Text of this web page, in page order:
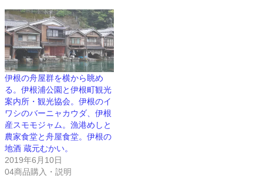
伊根の舟屋群を横から眺め
る。伊根浦公園と伊根町観光
案内所・観光協会。伊根のイ
ワシのバーニャカウダ、伊根
産スモモジャム。漁港めしと
農家食堂と舟屋食堂。伊根の
地酒 蔵元むかい。
2019年6月10日
04商品購入・説明